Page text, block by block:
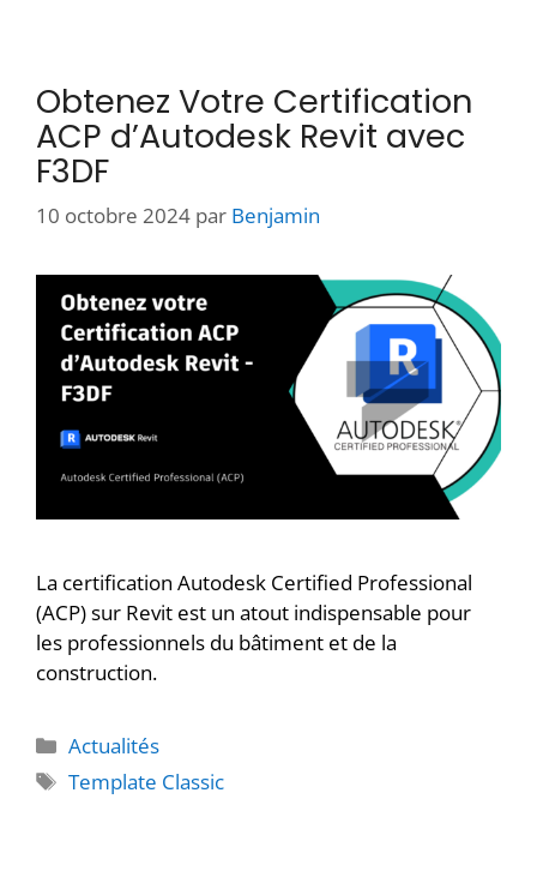
Obtenez Votre Certification
ACP d’Autodesk Revit avec
F3DF
10 octobre 2024 par Benjamin
La certification Autodesk Certified Professional
(ACP) sur Revit est un atout indispensable pour
les professionnels du bâtiment et de la
construction.
Actualités
Template Classic